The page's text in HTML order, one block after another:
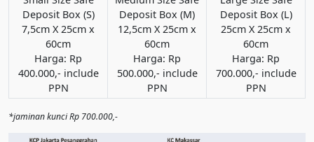
Deposit Box (S)
7,5cm X 25cm x
60cm
Harga: Rp
400.000,- include
PPN
Deposit Box (M)
12,5cm X 25cm x
60cm
Harga: Rp
500.000,- include
PPN
Deposit Box (L)
25cm X 25cm x
60cm
Harga: Rp
700.000,- include
PPN
*jaminan kunci Rp 700.000,-